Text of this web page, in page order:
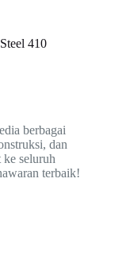
410
berbagai
dan
seluruh
terbaik!